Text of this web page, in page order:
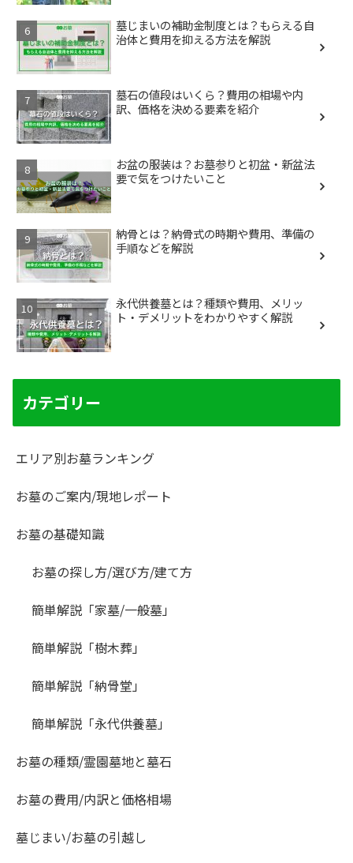
墓じまいの補助金制度とは？もらえる自
治体と費用を抑える方法を解説
墓石の値段はいくら？費用の相場や内
訳、価格を決める要素を紹介
お盆の服装は？お墓参りと初盆・新盆法
要で気をつけたいこと
納骨とは？納骨式の時期や費用、準備の
手順などを解説
永代供養墓とは？種類や費用、メリッ
ト・デメリットをわかりやすく解説
カテゴリー
エリア別お墓ランキング
お墓のご案内/現地レポート
お墓の基礎知識
お墓の探し方/選び方/建て方
簡単解説「家墓/一般墓」
簡単解説「樹木葬」
簡単解説「納骨堂」
簡単解説「永代供養墓」
お墓の種類/霊園墓地と墓石
お墓の費用/内訳と価格相場
墓じまい/お墓の引越し